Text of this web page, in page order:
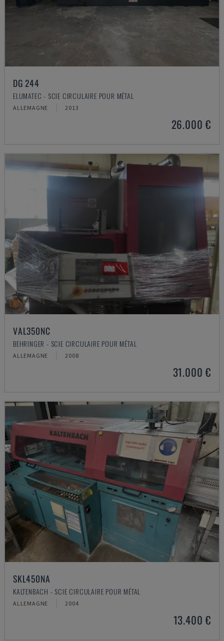
DG 244
ELUMATEC - SCIE CIRCULAIRE POUR MÉTAL
ALLEMAGNE 2013
26.000 €
VAL350NC
BEHRINGER - SCIE CIRCULAIRE POUR MÉTAL
ALLEMAGNE 2008
31.000 €
SKL450NA
KALTENBACH - SCIE CIRCULAIRE POUR MÉTAL
ALLEMAGNE 2004
13.400 €